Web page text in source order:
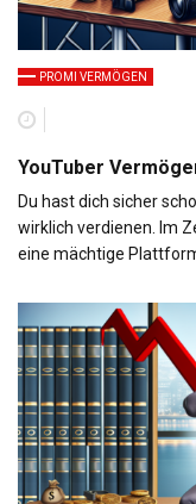
PROMI VERMÖGEN
YouTuber
Du hast dich sicher
wirklich verdienen. Im
eine mächtige